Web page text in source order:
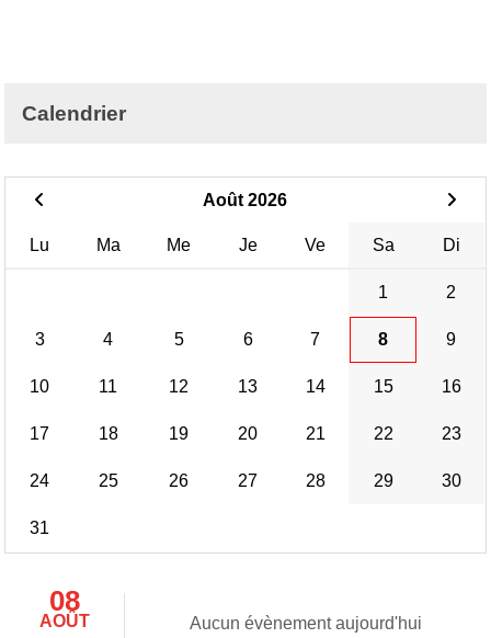
Calendrier
Août 2026
Lu Ma Me Je Ve Sa Di
1 2
3 4 5 6 7 8 9
10 11 12 13 14 15 16
17 18 19 20 21 22 23
24 25 26 27 28 29 30
31
08
AOÛT Aucun évènement aujourd'hui